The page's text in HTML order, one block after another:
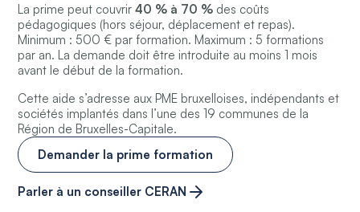
La prime peut couvrir40 % à 70 % des coûts
pédagogiques (hors séjour, déplacement et repas).
Minimum : 500 € par formation. Maximum : 5 formations
par an. La demande doit être introduite au moins 1 mois
avant le début de la formation.
Cette aide s’adresse aux PME bruxelloises, indépendants et
sociétés implantés dans l’une des 19 communes de la
Région de Bruxelles-Capitale.
Demander la prime formation
Parler à un conseiller CERAN